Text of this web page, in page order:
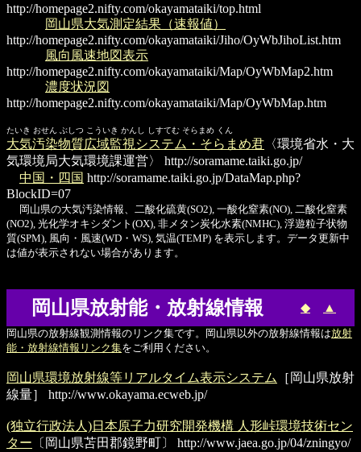
http://homepage2.nifty.com/okayamataiki/top.html
岡山県大気測定結果（速報値）
http://homepage2.nifty.com/okayamataiki/Jiho/OyWbJihoList.htm
風向風速地図表示
http://homepage2.nifty.com/okayamataiki/Map/OyWbMap2.htm
濃度状況図
http://homepage2.nifty.com/okayamataiki/Map/OyWbMap.htm
たいき おせん ぶしつ こういき かんし しすてむ そらまめ くん
大気汚染物質広域監視システム・そらまめ君 〈環境省水・大
気環境局大気環境課運営〉
http://soramame.taiki.go.jp/
中国・四国 http://soramame.taiki.go.jp/DataMap.php?
BlockID=07
岡山県の大気汚染情報、二酸化硫黄(SO2), 一酸化窒素(NO), 二酸化窒素
(NO2), 光化学オキシダント(OX), 非メタン炭化水素(NMHC), 浮遊粒子状物
質(SPM), 風向・風速(WD・WS), 気温(TEMP) を表示します。データ更新中
は値が表示されない場合があります。
岡山県放射能・放射線情報 ◆ ▲
岡山県の放射線観測情報のリンク集です。岡山県以外の放射線情報は放射
能・放射線情報リンク集をご利用ください。
岡山県環境放射線等リアルタイム表示システム
［岡山県放射
線量］
http://www.okayama.ecweb.jp/
(独立行政法人)日本原子力研究開発機構 人形峠環境技術セン
ター 〔岡山県苫田郡鏡野町〕
http://www.jaea.go.jp/04/zningyo/